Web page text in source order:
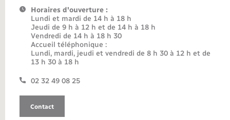
Horaires d'ouverture :
Lundi et mardi de 14 h à 18 h
Jeudi de 9 h à 12 h et de 14 h à 18 h
Vendredi de 14 h à 18 h 30
Accueil téléphonique :
Lundi, mardi, jeudi et vendredi de 8 h 30 à 12 h et de
13 h 30 à 18 h
02 32 49 08 25
Contact